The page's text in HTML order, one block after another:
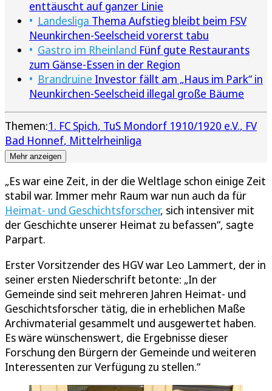
enttäuscht auf ganzer Linie
Landesliga Thema Aufstieg bleibt beim FSV
Neunkirchen-Seelscheid vorerst tabu
Gastro im Rheinland Fünf gute Restaurants
zum Gänse-Essen in der Region
Brandruine Investor fällt am „Haus im Park“ in
Neunkirchen-Seelscheid illegal große Bäume
Themen:1. FC Spich TuS Mondorf 1910/1920 e.V. FV
Bad Honnef Mittelrheinliga
Mehr anzeigen
„Es war eine Zeit, in der die Weltlage schon einige Zeit
stabil war. Immer mehr Raum war nun auch da für
Heimat- und Geschichtsforscher, sich intensiver mit
der Geschichte unserer Heimat zu befassen“, sagte
Parpart.
Erster Vorsitzender des HGV war Leo Lammert, der in
seiner ersten Niederschrift betonte: „In der
Gemeinde sind seit mehreren Jahren Heimat- und
Geschichtsforscher tätig, die in erheblichen Maße
Archivmaterial gesammelt und ausgewertet haben.
Es wäre wünschenswert, die Ergebnisse dieser
Forschung den Bürgern der Gemeinde und weiteren
Interessenten zur Verfügung zu stellen.“